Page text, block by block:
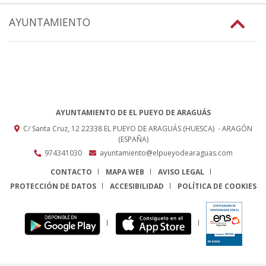
AYUNTAMIENTO
AYUNTAMIENTO DE EL PUEYO DE ARAGUÁS
C/ Santa Cruz, 1222338 EL PUEYO DE ARAGUÁS (HUESCA) - ARAGÓN
(ESPAÑA)
974341030
ayuntamiento@elpueyodearaguas.com
CONTACTO
MAPA WEB
AVISO LEGAL
PROTECCIÓN DE DATOS
ACCESIBILIDAD POLÍTICA DE COOKIES